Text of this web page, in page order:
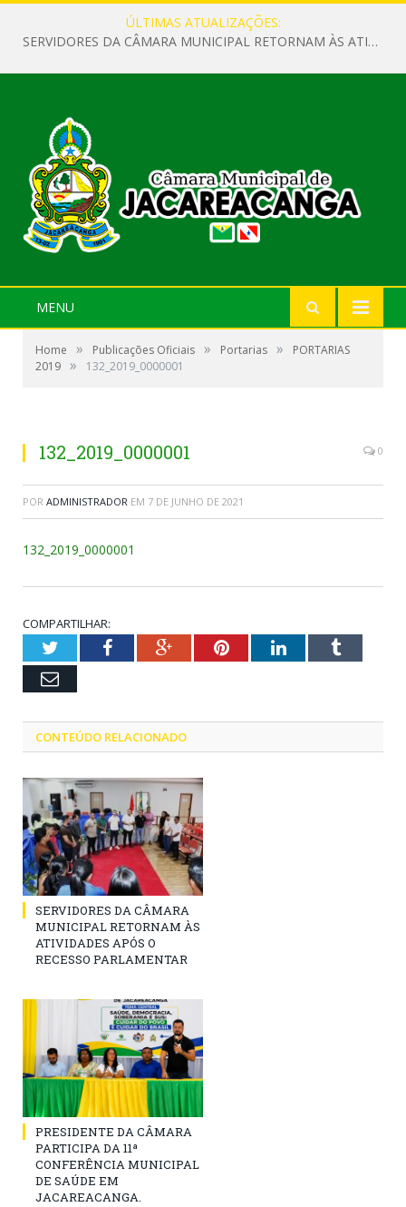
ÚLTIMAS ATUALIZAÇÕES:
SERVIDORES DA CÂMARA MUNICIPAL RETORNAM ÀS ATIVIDADES APÓS O RECESSO PARLAMENTAR
MENU
Home » Publicações Oficiais » Portarias »
PORTARIAS
2019 » 132_2019_0000001
132_2019_0000001 0
POR ADMINISTRADOR EM 7 DE JUNHO DE 2021
132_2019_0000001
COMPARTILHAR:
TwitterFacebookGoogle+PinterestLinkedInTumblr
Email
CONTEÚDO RELACIONADO
SERVIDORES DA CÂMARA
MUNICIPAL RETORNAM ÀS
ATIVIDADES APÓS O
RECESSO PARLAMENTAR
PRESIDENTE DA CÂMARA
PARTICIPA DA 11ª
CONFERÊNCIA MUNICIPAL
DE SAÚDE EM
JACAREACANGA.